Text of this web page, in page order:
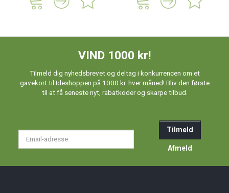
VIND 1000 kr!
Tilmeld dig nyhedsbrevet og deltag i konkurrencen om et
gavekort til Ideshoppen på 1000 kr. hver måned! Bliv den første
til at få seneste nyt, rabatkoder og skarpe tilbud.
Tilmeld
Afmeld